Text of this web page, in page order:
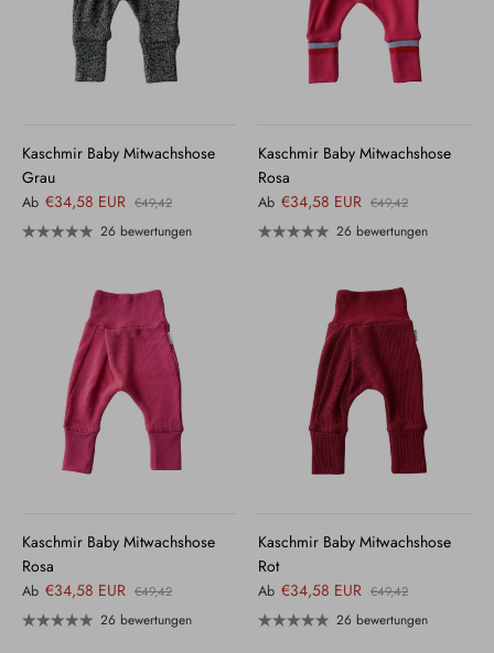
Kaschmir Baby Mitwachshose
Grau
Ab €34,58 EUR €49,42
26 bewertungen
Kaschmir Baby Mitwachshose
Rosa
Ab €34,58 EUR €49,42
26 bewertungen
Kaschmir Baby Mitwachshose
Rosa
Ab €34,58 EUR €49,42
26 bewertungen
Kaschmir Baby Mitwachshose
Rot
Ab €34,58 EUR €49,42
26 bewertungen